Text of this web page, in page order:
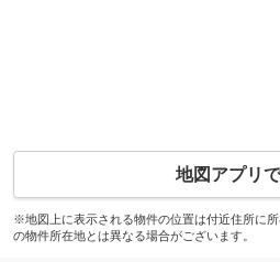
地図アプリ
※地図上に表示される物件の位置は付近住所に
の物件所在地とは異なる場合がございます。